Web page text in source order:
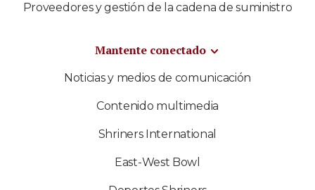
Proveedores y gestión de la cadena de suministro
Mantente conectado
Noticias y medios de comunicación
Contenido multimedia
Shriners International
East-West Bowl